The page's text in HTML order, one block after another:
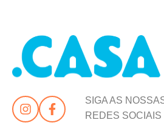
SIGA AS
REDES SOCIAIS